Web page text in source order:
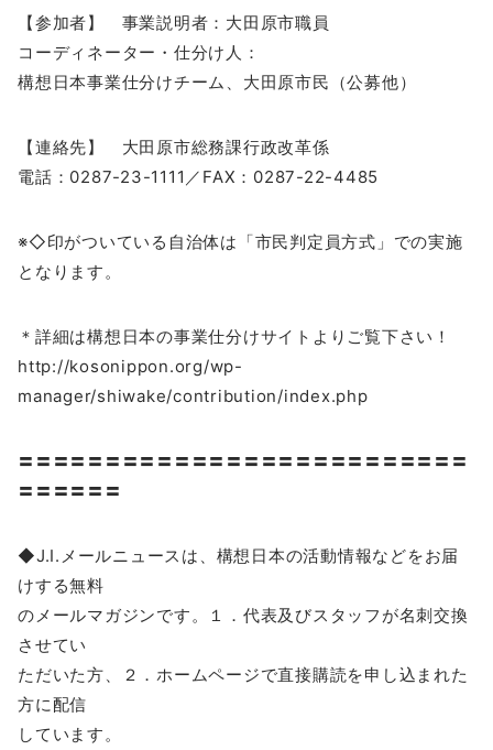
【参加者】 事業説明者：大田原市職員
コーディネーター・仕分け人：
構想日本事業仕分けチーム、大田原市民（公募他）
【連絡先】 大田原市総務課行政改革係
電話：0287-23-1111／FAX：0287-22-4485
※◇印がついている自治体は「市民判定員方式」での実施
となります。
＊詳細は構想日本の事業仕分けサイトよりご覧下さい！
http://kosonippon.org/wp-
manager/shiwake/contribution/index.php
〓〓〓〓〓〓〓〓〓〓〓〓〓〓〓〓〓〓〓〓〓〓〓〓〓〓
〓〓〓〓〓〓
◆J.I.メールニュースは、構想日本の活動情報などをお届
けする無料
のメールマガジンです。１．代表及びスタッフが名刺交換
させてい
ただいた方、２．ホームページで直接購読を申し込まれた
方に配信
しています。